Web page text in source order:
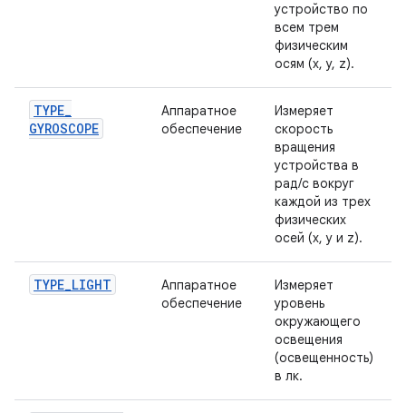
устройство по
всем трем
физическим
осям (x, y, z).
TYPE_
GYROSCOPE
Аппаратное
обеспечение
Измеряет
скорость
вращения
устройства в
рад/с вокруг
каждой из трех
физических
осей (x, y и z).
TYPE_LIGHT
Аппаратное
обеспечение
Измеряет
уровень
окружающего
освещения
(освещенность)
в лк.